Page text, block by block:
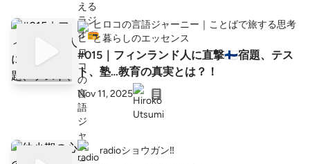
ヒロコの言語ジャーニー｜ことばで旅する思考
と暮らしのエッセンス
#015｜フィンランド人に直撃🇫🇮宿題、テス
ト、塾…教育の真実とは？！
Nov 11, 2025
radioショウガン‼️